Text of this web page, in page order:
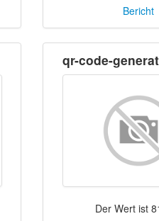
Bericht
qr-code-
Der Wert ist